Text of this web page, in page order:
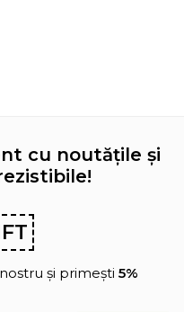
cu noutățile și
și primești 5%